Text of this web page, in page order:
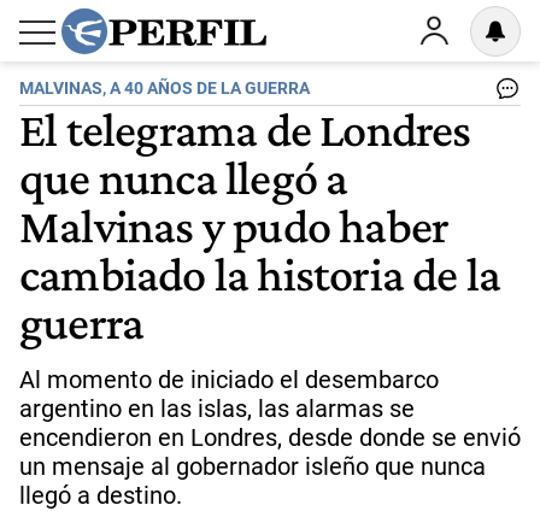
MALVINAS, A 40 AÑOS DE LA GUERRA
El telegrama de Londres
que nunca llegó a
Malvinas y pudo haber
cambiado la historia de la
guerra
Al momento de iniciado el desembarco
argentino en las islas, las alarmas se
encendieron en Londres, desde donde se envió
un mensaje al gobernador isleño que nunca
llegó a destino.